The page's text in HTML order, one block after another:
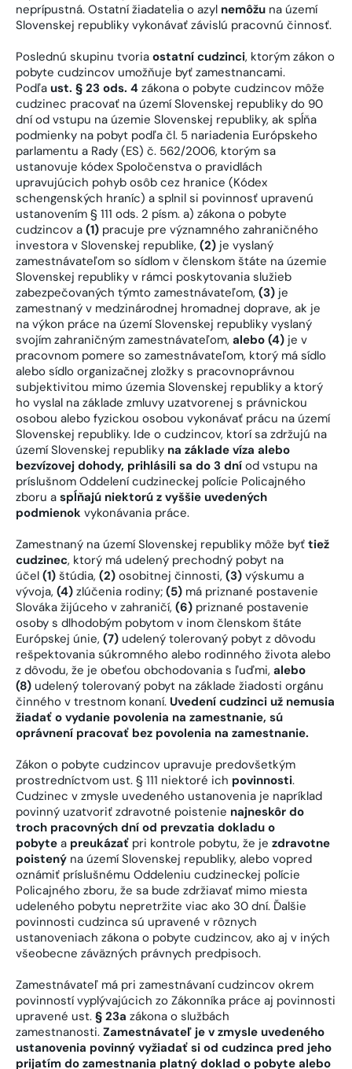
neprípustná. Ostatní žiadatelia o azyl nemôžu na území
Slovenskej republiky vykonávať závislú pracovnú činnosť.
Poslednú skupinu tvoria ostatní cudzinci, ktorým zákon o
pobyte cudzincov umožňuje byť zamestnancami.
Podľa ust. § 23 ods. 4 zákona o pobyte cudzincov môže
cudzinec pracovať na území Slovenskej republiky do 90
dní od vstupu na územie Slovenskej republiky, ak spĺňa
podmienky na pobyt podľa čl. 5 nariadenia Európskeho
parlamentu a Rady (ES) č. 562/2006, ktorým sa
ustanovuje kódex Spoločenstva o pravidlách
upravujúcich pohyb osôb cez hranice (Kódex
schengenských hraníc) a splnil si povinnosť upravenú
ustanovením § 111 ods. 2 písm. a) zákona o pobyte
cudzincov a (1) pracuje pre významného zahraničného
investora v Slovenskej republike, (2) je vyslaný
zamestnávateľom so sídlom v členskom štáte na územie
Slovenskej republiky v rámci poskytovania služieb
zabezpečovaných týmto zamestnávateľom, (3) je
zamestnaný v medzinárodnej hromadnej doprave, ak je
na výkon práce na území Slovenskej republiky vyslaný
svojím zahraničným zamestnávateľom, alebo (4) je v
pracovnom pomere so zamestnávateľom, ktorý má sídlo
alebo sídlo organizačnej zložky s pracovnoprávnou
subjektivitou mimo územia Slovenskej republiky a ktorý
ho vyslal na základe zmluvy uzatvorenej s právnickou
osobou alebo fyzickou osobou vykonávať prácu na území
Slovenskej republiky. Ide o cudzincov, ktorí sa zdržujú na
území Slovenskej republiky na základe víza alebo
bezvízovej dohody, prihlásili sa do 3 dní od vstupu na
príslušnom Oddelení cudzineckej polície Policajného
zboru a spĺňajú niektorú z vyššie uvedených
podmienok vykonávania práce.
Zamestnaný na území Slovenskej republiky môže byť tiež
cudzinec, ktorý má udelený prechodný pobyt na
účel (1) štúdia, (2) osobitnej činnosti, (3) výskumu a
vývoja, (4) zlúčenia rodiny; (5) má priznané postavenie
Slováka žijúceho v zahraničí, (6) priznané postavenie
osoby s dlhodobým pobytom v inom členskom štáte
Európskej únie, (7) udelený tolerovaný pobyt z dôvodu
rešpektovania súkromného alebo rodinného života alebo
z dôvodu, že je obeťou obchodovania s ľuďmi, alebo
(8) udelený tolerovaný pobyt na základe žiadosti orgánu
činného v trestnom konaní. Uvedení cudzinci už nemusia
žiadať o vydanie povolenia na zamestnanie, sú
oprávnení pracovať bez povolenia na zamestnanie.
Zákon o pobyte cudzincov upravuje predovšetkým
prostredníctvom ust. § 111 niektoré ich povinnosti.
Cudzinec v zmysle uvedeného ustanovenia je napríklad
povinný uzatvoriť zdravotné poistenie najneskôr do
troch pracovných dní od prevzatia dokladu o
pobyte a preukázať pri kontrole pobytu, že je zdravotne
poistený na území Slovenskej republiky, alebo vopred
oznámiť príslušnému Oddeleniu cudzineckej polície
Policajného zboru, že sa bude zdržiavať mimo miesta
udeleného pobytu nepretržite viac ako 30 dní. Ďalšie
povinnosti cudzinca sú upravené v rôznych
ustanoveniach zákona o pobyte cudzincov, ako aj v iných
všeobecne záväzných právnych predpisoch.
Zamestnávateľ má pri zamestnávaní cudzincov okrem
povinností vyplývajúcich zo Zákonníka práce aj povinnosti
upravené ust. § 23a zákona o službách
zamestnanosti. Zamestnávateľ je v zmysle uvedeného
ustanovenia povinný vyžiadať si od cudzinca pred jeho
prijatím do zamestnania platný doklad o pobyte alebo